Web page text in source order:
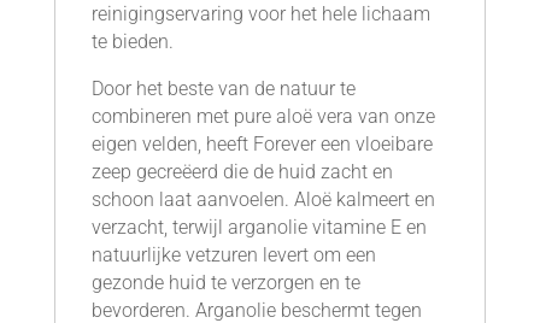
reinigingservaring voor het hele lichaam
te bieden.
Door het beste van de natuur te
combineren met pure aloë vera van onze
eigen velden, heeft Forever een vloeibare
zeep gecreëerd die de huid zacht en
schoon laat aanvoelen. Aloë kalmeert en
verzacht, terwijl arganolie vitamine E en
natuurlijke vetzuren levert om een
gezonde huid te verzorgen en te
bevorderen. Arganolie beschermt tegen